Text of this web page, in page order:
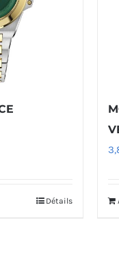
Détails